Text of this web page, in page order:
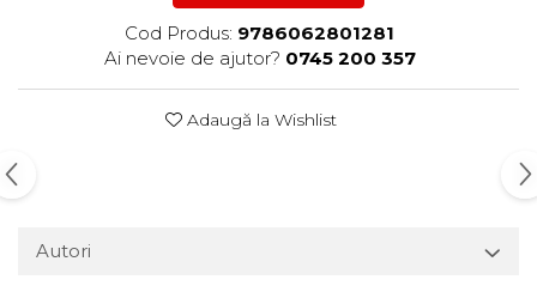
Cod Produs: 9786062801281
Ai nevoie de ajutor? 0745 200 357
Adaugă la Wishlist
Autori